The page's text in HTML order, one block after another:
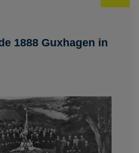
1888 Guxhagen in